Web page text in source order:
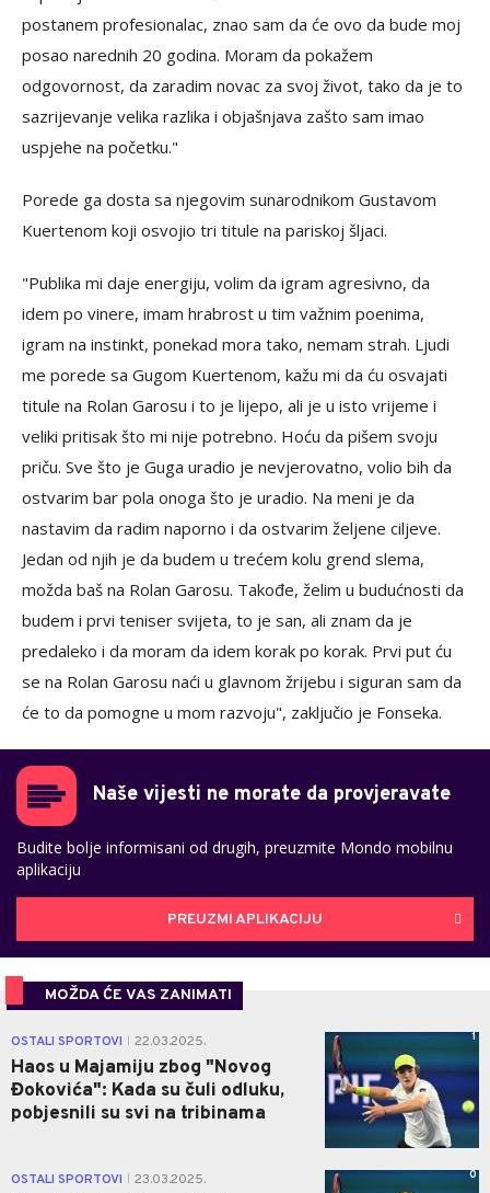
postanem profesionalac, znao sam da će ovo da bude moj
posao narednih 20 godina. Moram da pokažem
odgovornost, da zaradim novac za svoj život, tako da je to
sazrijevanje velika razlika i objašnjava zašto sam imao
uspjehe na početku."
Porede ga dosta sa njegovim sunarodnikom Gustavom
Kuertenom koji osvojio tri titule na pariskoj šljaci.
"Publika mi daje energiju, volim da igram agresivno, da
idem po vinere, imam hrabrost u tim važnim poenima,
igram na instinkt, ponekad mora tako, nemam strah. Ljudi
me porede sa Gugom Kuertenom, kažu mi da ću osvajati
titule na Rolan Garosu i to je lijepo, ali je u isto vrijeme i
veliki pritisak što mi nije potrebno. Hoću da pišem svoju
priču. Sve što je Guga uradio je nevjerovatno, volio bih da
ostvarim bar pola onoga što je uradio. Na meni je da
nastavim da radim naporno i da ostvarim željene ciljeve.
Jedan od njih je da budem u trećem kolu grend slema,
možda baš na Rolan Garosu. Takođe, želim u budućnosti da
budem i prvi teniser svijeta, to je san, ali znam da je
predaleko i da moram da idem korak po korak. Prvi put ću
se na Rolan Garosu naći u glavnom žrijebu i siguran sam da
će to da pomogne u mom razvoju", zaključio je Fonseka.
Naše vijesti ne morate da provjeravate
Budite bolje informisani od drugih, preuzmite Mondo mobilnu
aplikaciju
PREUZMI APLIKACIJU
MOŽDA ĆE VAS ZANIMATI
OSTALI SPORTOVI 22.03.2025.
Haos u Majamiju zbog "Novog
Đokovića": Kada su čuli odluku,
pobjesnili su svi na tribinama
1
OSTALI SPORTOVI 23.03.2025. 0